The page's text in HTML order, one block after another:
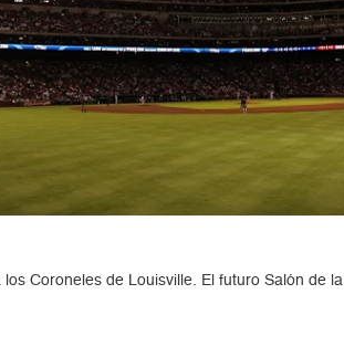
Coroneles de Louisville. El futuro Salón de